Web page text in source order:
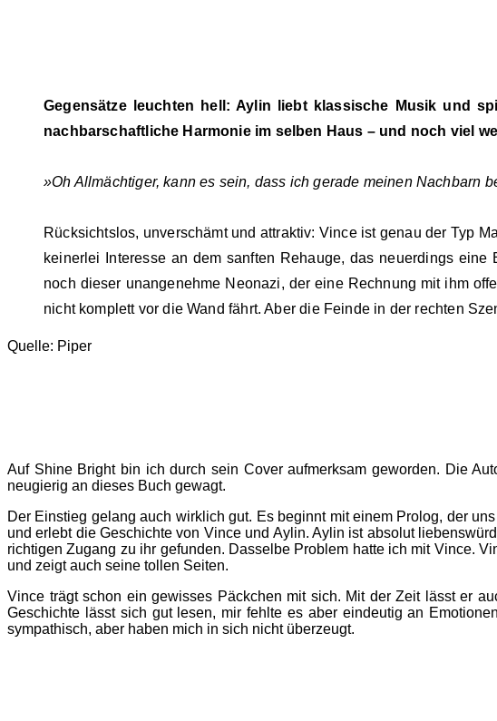
Gegensätze leuchten hell: Aylin liebt klassische Musik und
nachbarschaftliche Harmonie im selben Haus – und noch viel
»Oh Allmächtiger, kann es sein, dass ich gerade meinen Nachbarn
Rücksichtslos, unverschämt und attraktiv: Vince ist genau der Typ
keinerlei Interesse an dem sanften Rehauge, das neuerdings
noch dieser unangenehme Neonazi, der eine Rechnung mit ihm
nicht komplett vor die Wand fährt. Aber die Feinde in der rechten
Quelle: Piper
Auf Shine Bright bin ich durch sein Cover aufmerksam geworden. Die
neugierig an dieses Buch gewagt.
Der Einstieg gelang auch wirklich gut. Es beginnt mit einem Prolog, der
und erlebt die Geschichte von Vince und Aylin. Aylin ist absolut
richtigen Zugang zu ihr gefunden. Dasselbe Problem hatte ich mit Vince.
und zeigt auch seine tollen Seiten.
Vince trägt schon ein gewisses Päckchen mit sich. Mit der Zeit lässt er
Geschichte lässt sich gut lesen, mir fehlte es aber eindeutig an
sympathisch, aber haben mich in sich nicht überzeugt.